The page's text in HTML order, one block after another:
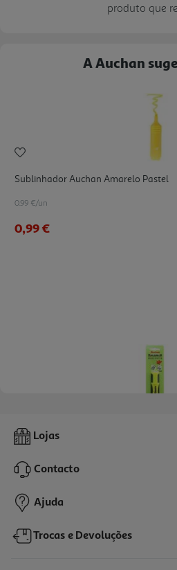
produto que
A Auchan
Sublinhador Auchan Amarelo Pastel
0.99 €/un
0,99 €
Sublinhador Auchan Fluorescente
0,99 €
Lojas
Contacto
Ajuda
Trocas e Devoluções